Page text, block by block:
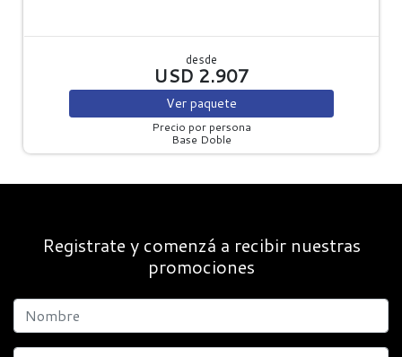
desde
USD 2.907
Ver paquete
Precio por persona
Base Doble
Registrate y comenzá a recibir nuestras
promociones